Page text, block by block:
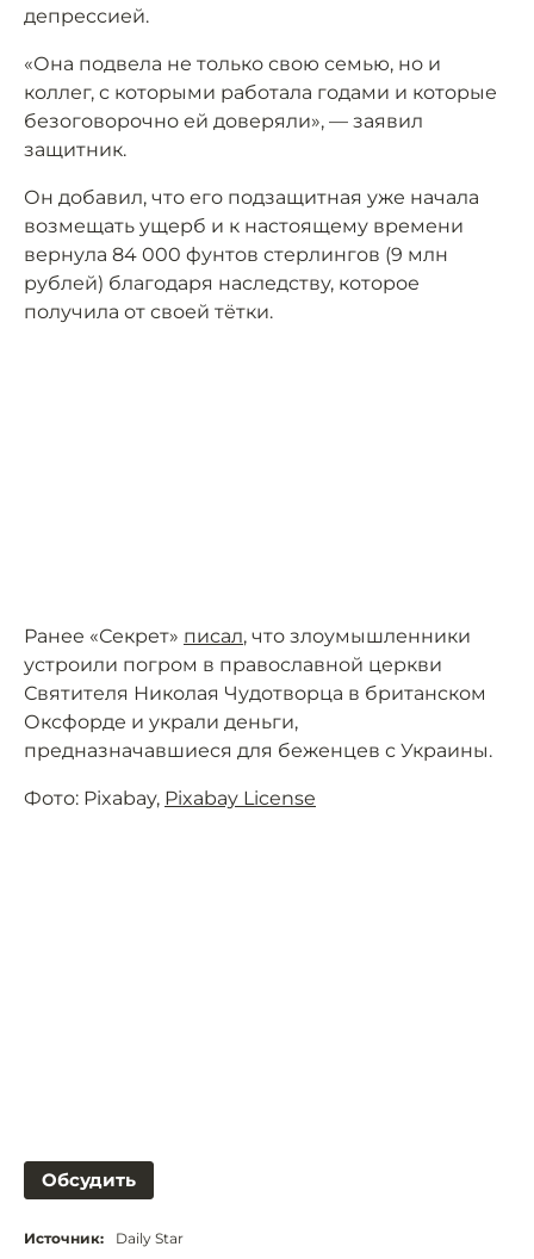
депрессией.
«Она подвела не только свою семью, но и
коллег, с которыми работала годами и которые
безоговорочно ей доверяли», — заявил
защитник.
Он добавил, что его подзащитная уже начала
возмещать ущерб и к настоящему времени
вернула 84 000 фунтов стерлингов (9 млн
рублей) благодаря наследству, которое
получила от своей тётки.
Ранее «Секрет» писал, что злоумышленники
устроили погром в православной церкви
Святителя Николая Чудотворца в британском
Оксфорде и украли деньги,
предназначавшиеся для беженцев с Украины.
Фото: Pixabay, Pixabay License
Обсудить
Источник: Daily Star